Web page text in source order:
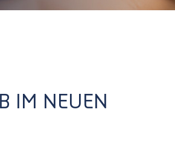
IM NEUEN